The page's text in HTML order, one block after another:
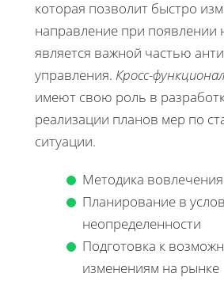
которая позволит быстро
направление при появлении
является важной частью
управления. Кросс-
имеют свою роль в
реализации планов мер по
ситуации.
Методика
Планирование в
неопределенности
Подготовка к
изменениям на рынке